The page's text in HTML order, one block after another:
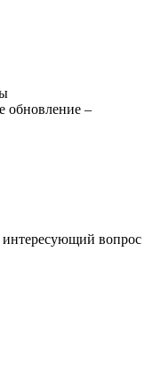
обновление –
вопрос